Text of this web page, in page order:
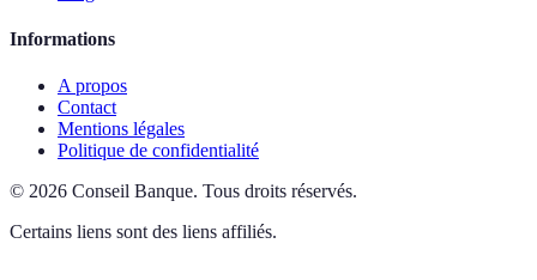
Informations
A propos
Contact
Mentions légales
Politique de confidentialité
© 2026 Conseil Banque. Tous droits réservés.
Certains liens sont des liens affiliés.